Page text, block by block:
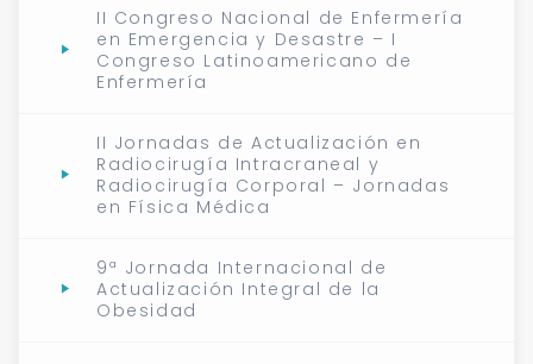
II Congreso Nacional de Enfermería
en Emergencia y Desastre – I
Congreso Latinoamericano de
Enfermería
II Jornadas de Actualización en
Radiocirugía Intracraneal y
Radiocirugía Corporal – Jornadas
en Física Médica
9ª Jornada Internacional de
Actualización Integral de la
Obesidad